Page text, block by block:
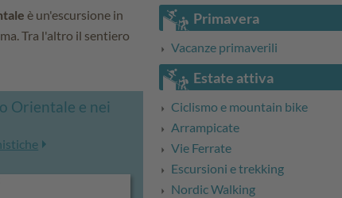
è un'escursione in
Tra l'altro il sentiero
Orientale e nei
Primavera
Vacanze primaverili
Estate attiva
Ciclismo e mountain bike
Arrampicate
Vie Ferrate
Escursioni e trekking
Nordic Walking